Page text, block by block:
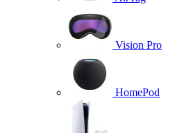
Vision Pro
HomePod